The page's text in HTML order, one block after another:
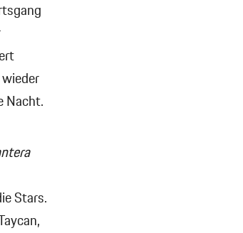
Nacht.
Stars.